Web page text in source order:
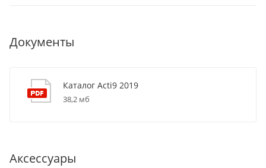
Документы
Каталог Acti9 2019
38,2 мб
Аксессуары